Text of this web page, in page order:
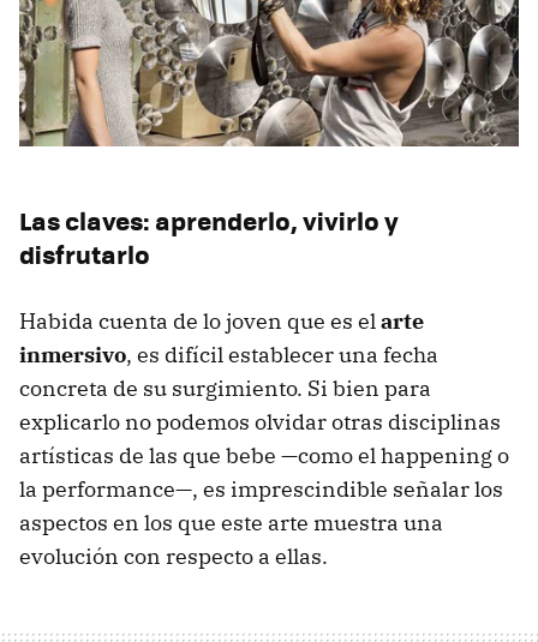
Las claves: aprenderlo, vivirlo y
disfrutarlo
Habida cuenta de lo joven que es elarte
inmersivo, es difícil establecer una fecha
concreta de su surgimiento. Si bien para
explicarlo no podemos olvidar otras disciplinas
artísticas de las que bebe —como el happening o
la performance—, es imprescindible señalar los
aspectos en los que este arte muestra una
evolución con respecto a ellas.